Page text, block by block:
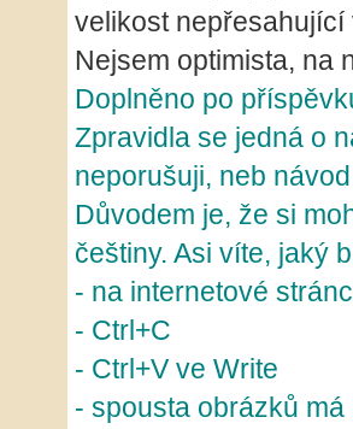
velikost
Nejsem optimista, na
Doplněno po
Zpravidla se jedná o
neporušuji, neb
Důvodem je, že si
češtiny. Asi víte, jaký
- na internetové
- Ctrl+C
- Ctrl+V ve Write
- spousta obrázků